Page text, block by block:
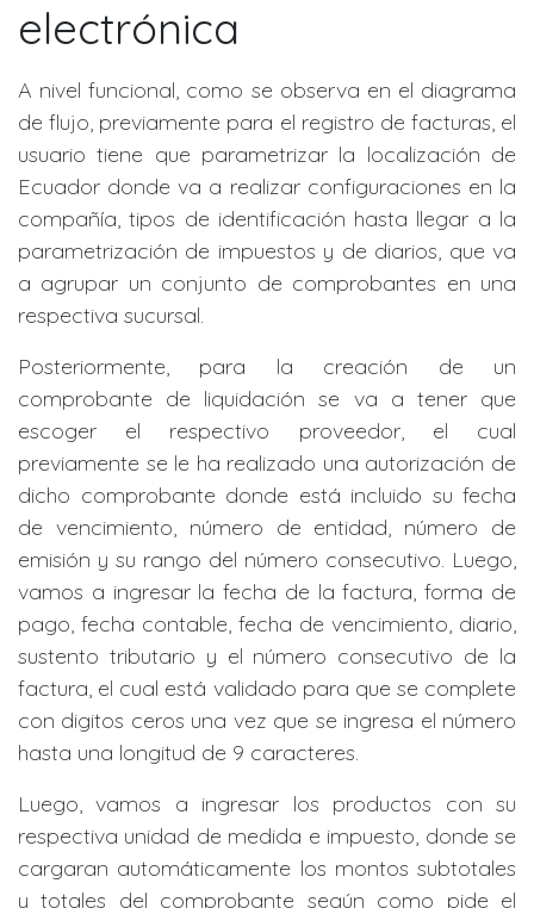
electrónica
A nivel funcional, como se observa en el diagrama
de flujo, previamente para el registro de facturas, el
usuario tiene que parametrizar la localización de
Ecuador donde va a realizar configuraciones en la
compañía, tipos de identificación hasta llegar a la
parametrización de impuestos y de diarios, que va
a agrupar un conjunto de comprobantes en una
respectiva sucursal.
Posteriormente, para la creación de un
comprobante de liquidación se va a tener que
escoger el respectivo proveedor, el cual
previamente se le ha realizado una autorización de
dicho comprobante donde está incluido su fecha
de vencimiento, número de entidad, número de
emisión y su rango del número consecutivo. Luego,
vamos a ingresar la fecha de la factura, forma de
pago, fecha contable, fecha de vencimiento, diario,
sustento tributario y el número consecutivo de la
factura, el cual está validado para que se complete
con digitos ceros una vez que se ingresa el número
hasta una longitud de 9 caracteres.
Luego, vamos a ingresar los productos con su
respectiva unidad de medida e impuesto, donde se
cargaran automáticamente los montos subtotales
y totales del comprobante según como pide el